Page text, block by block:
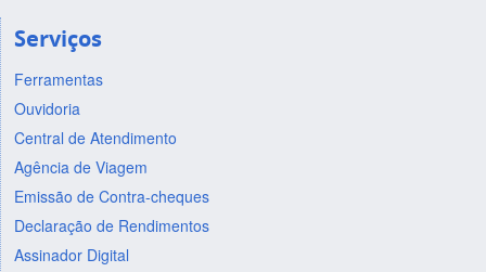
Serviços
Ferramentas
Ouvidoria
Central de Atendimento
Agência de Viagem
Emissão de Contra-cheques
Declaração de Rendimentos
Assinador Digital